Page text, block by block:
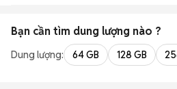
Bạn cần tìm dung lượng nào ?
Dung lượng: 64 GB 128 GB